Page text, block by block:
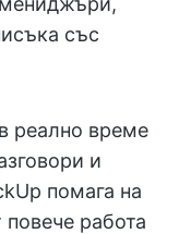
със
реално време
и
помага на
работа